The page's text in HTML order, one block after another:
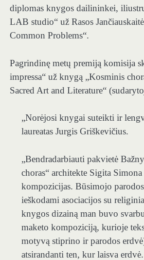
diplomas knygos dailininkei,
LAB studio“ už Rasos
Common Problems“.
Pagrindinę metų premiją komisija
impressa“ už knygą „Kosminis
Sacred Art and Literature“
„Norėjosi knygai suteikti ir
laureatas Jurgis Griškevičius.
„Bendradarbiauti pakvietė
choras“ architekte Sigita
kompozicijas. Būsimojo
ieškodami asociacijos su
knygos dizainą man buvo
maketo kompoziciją, kurioje
motyvą stiprino ir parodos
atsirandanti ten, kur laisva